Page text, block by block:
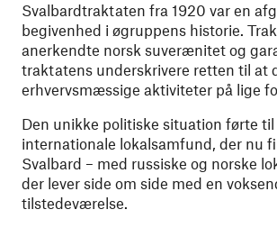
Svalbardtraktaten fra 1920 var en
begivenhed i øgruppens historie.
anerkendte norsk suverænitet og
traktatens underskrivere retten til at
erhvervsmæssige aktiviteter på lige
Den unikke politiske situation førte
internationale lokalsamfund, der nu
Svalbard – med russiske og norske
der lever side om side med en
tilstedeværelse.